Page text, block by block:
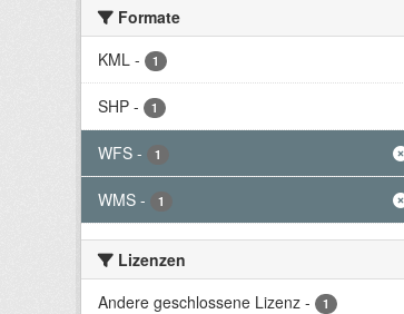
Formate
KML - 1
SHP - 1
WFS - 1
WMS - 1
Lizenzen
Andere geschlossene Lizenz - 1